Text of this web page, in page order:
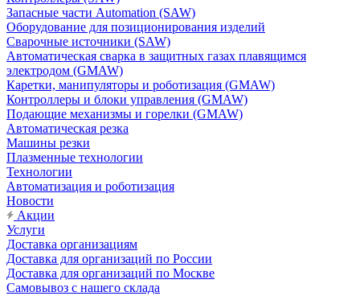
Запасные части Automation (SAW)
Оборудование для позиционирования изделий
Сварочные источники (SAW)
Автоматическая сварка в защитных газах плавящимся
электродом (GMAW)
Каретки, манипуляторы и роботизация (GMAW)
Контроллеры и блоки управления (GMAW)
Подающие механизмы и горелки (GMAW)
Автоматическая резка
Машины резки
Плазменные технологии
Технологии
Автоматизация и роботизация
Новости
Акции
Услуги
Доставка организациям
Доставка для организаций по России
Доставка для организаций по Москве
Самовывоз с нашего склада